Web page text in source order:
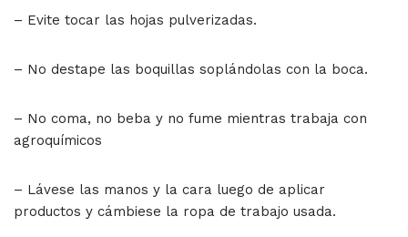
– Evite tocar las hojas pulverizadas.
– No destape las boquillas soplándolas con la boca.
– No coma, no beba y no fume mientras trabaja con
agroquímicos
– Lávese las manos y la cara luego de aplicar
productos y cámbiese la ropa de trabajo usada.